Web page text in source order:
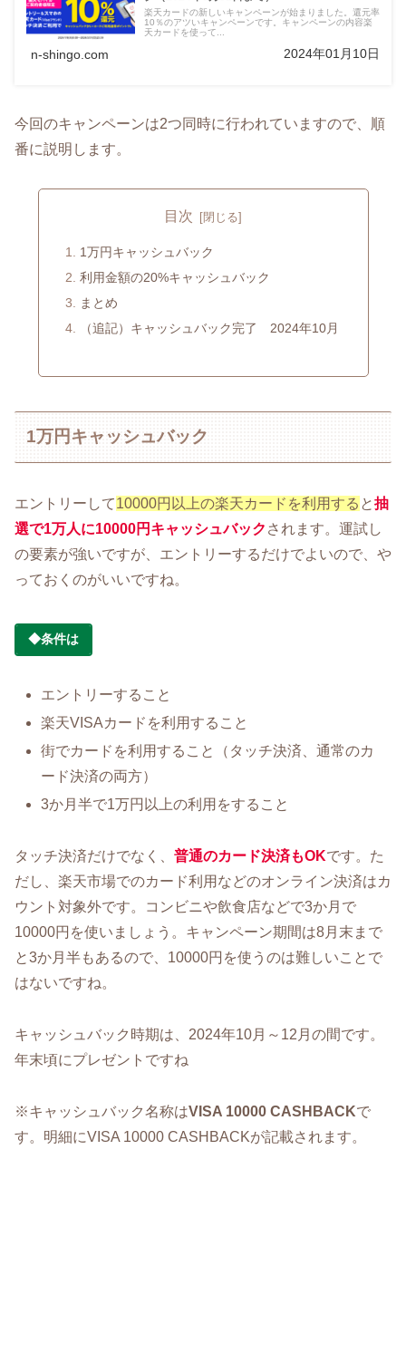
楽天カードの新しいキャンペーンが始まりました。還元率
10％のアツいキャンペーンです。キャンペーンの内容楽
天カードを使って...
n-shingo.com 2024年01月10日
今回のキャンペーンは2つ同時に行われていますので、順
番に説明します。
目次
1万円キャッシュバック
利用金額の20%キャッシュバック
まとめ
（追記）キャッシュバック完了 2024年10月
1万円キャッシュバック
エントリーして10000円以上の楽天カードを利用する と抽
選で1万人に10000円キャッシュバック されます。運試し
の要素が強いですが、エントリーするだけでよいので、や
っておくのがいいですね。
◆条件は
エントリーすること
楽天VISAカードを利用すること
街でカードを利用すること（タッチ決済、通常のカ
ード決済の両方）
3か月半で1万円以上の利用をすること
タッチ決済だけでなく、 普通のカード決済もOKです。た
だし、楽天市場でのカード利用などのオンライン決済はカ
ウント対象外です。コンビニや飲食店などで3か月で
10000円を使いましょう。キャンペーン期間は8月末まで
と3か月半もあるので、10000円を使うのは難しいことで
はないですね。
キャッシュバック時期は、2024年10月～12月の間です。
年末頃にプレゼントですね
※キャッシュバック名称はVISA 10000 CASHBACKで
す。明細にVISA 10000 CASHBACKが記載されます。